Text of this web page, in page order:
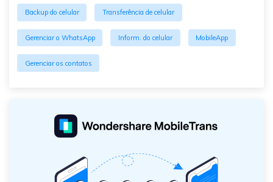
Backup do celular Transferência de celular
Gerenciar o WhatsApp Inform. do celular MobileApp
Gerenciar os contatos